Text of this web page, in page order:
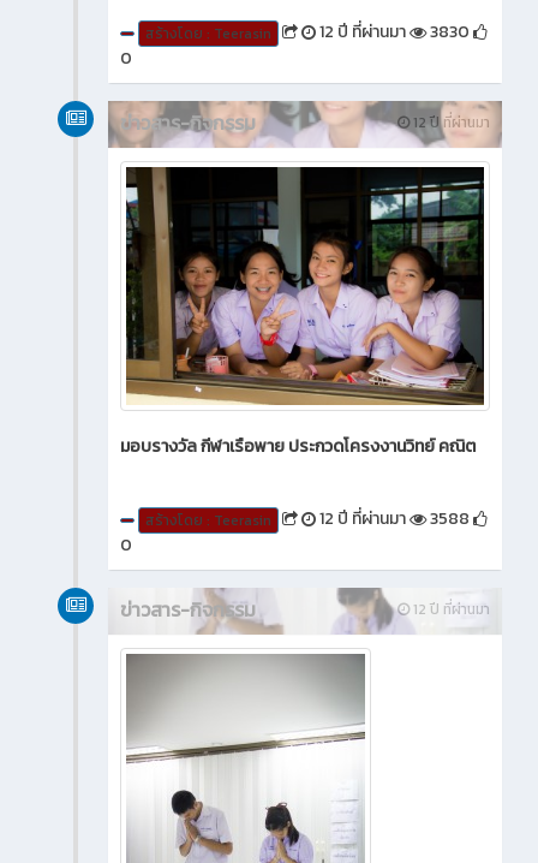
สร้างโดย : Teerasin 12 ปี ที่ผ่านมา
3830
0
12 ปี ที่ผ่านมา
ข่าวสาร-กิจกรรม
มอบรางวัล กีฬาเรือพาย ประกวดโครงงานวิทย์ คณิต
สร้างโดย : Teerasin 12 ปี ที่ผ่านมา
3588
0
12 ปี ที่ผ่านมา
ข่าวสาร-กิจกรรม